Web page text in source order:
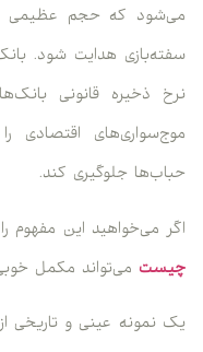
می‌شود که حجم عظیمی از
سفته‌بازی هدایت شود.
نرخ ذخیره قانونی
موج‌سواری‌های اقتصادی
حباب‌ها جلوگیری کند.
اگر می‌خواهید این مفهوم
چیست می‌تواند مکمل
یک نمونه عینی و تاریخی از